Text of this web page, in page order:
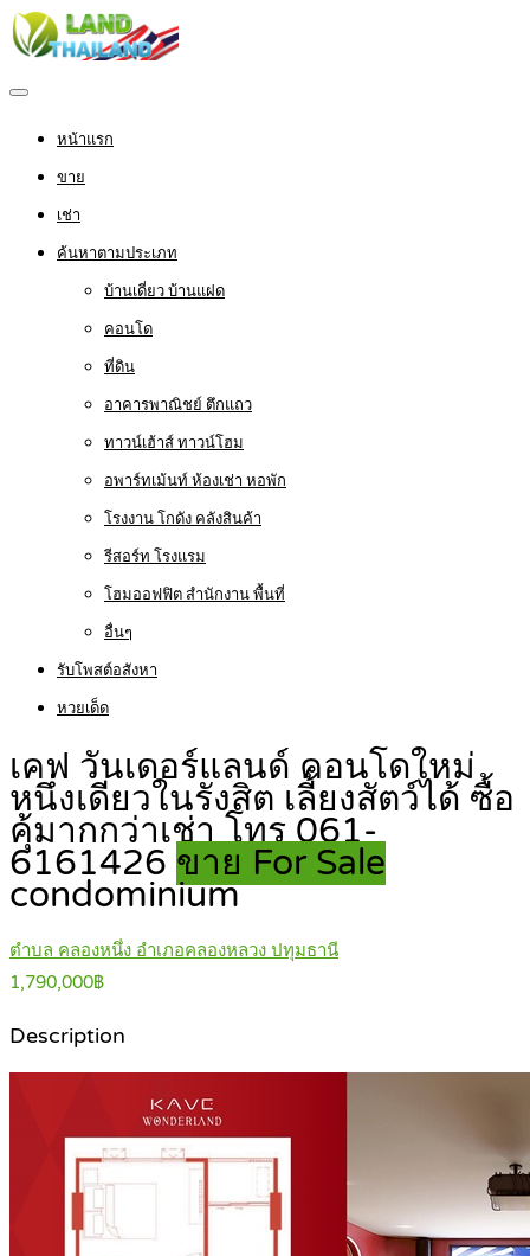
หน้าแรก
ขาย
เช่า
ค้นหาตามประเภท
บ้านเดี่ยว บ้านแฝด
คอนโด
ที่ดิน
อาคารพาณิชย์ ตึกแถว
ทาวน์เฮ้าส์ ทาวน์โฮม
อพาร์ทเม้นท์ ห้องเช่า หอพัก
โรงงาน โกดัง คลังสินค้า
รีสอร์ท โรงแรม
โฮมออฟฟิต สำนักงาน พื้นที่
อื่นๆ
รับโพสต์อสังหา
หวยเด็ด
เคฟ วันเดอร์แลนด์ คอนโดใหม่
หนึ่งเดียวในรังสิต เลี้ยงสัตว์ได้ ซื้อ
คุ้มากกว่าเช่า โทร 061-
6161426 ขาย For Sale
condominium
ตำบล คลองหนึ่ง อำเภอคลองหลวง ปทุมธานี
1,790,000฿
Description